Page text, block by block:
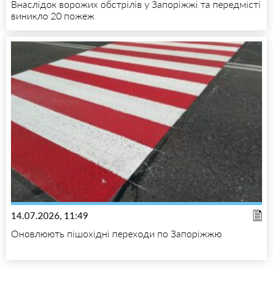
Внаслідок ворожих обстрілів у Запоріжжі та передмісті
виникло 20 пожеж
14.07.2026, 11:49
Оновлюють пішохідні переходи по Запоріжжю